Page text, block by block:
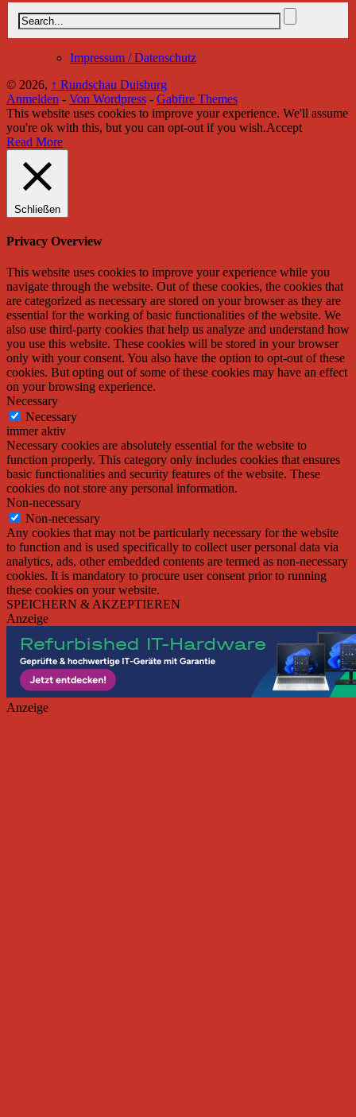
Impressum / Datenschutz
© 2026, ↑ Rundschau Duisburg
Anmelden - Von Wordpress - Gabfire Themes
This website uses cookies to improve your experience. We'll assume
you're ok with this, but you can opt-out if you wish.Accept
Read More
Schließen
Privacy Overview
This website uses cookies to improve your experience while you
navigate through the website. Out of these cookies, the cookies that
are categorized as necessary are stored on your browser as they are
essential for the working of basic functionalities of the website. We
also use third-party cookies that help us analyze and understand how
you use this website. These cookies will be stored in your browser
only with your consent. You also have the option to opt-out of these
cookies. But opting out of some of these cookies may have an effect
on your browsing experience.
Necessary
Necessary
immer aktiv
Necessary cookies are absolutely essential for the website to
function properly. This category only includes cookies that ensures
basic functionalities and security features of the website. These
cookies do not store any personal information.
Non-necessary
Non-necessary
Any cookies that may not be particularly necessary for the website
to function and is used specifically to collect user personal data via
analytics, ads, other embedded contents are termed as non-necessary
cookies. It is mandatory to procure user consent prior to running
these cookies on your website.
SPEICHERN & AKZEPTIEREN
Anzeige
Anzeige